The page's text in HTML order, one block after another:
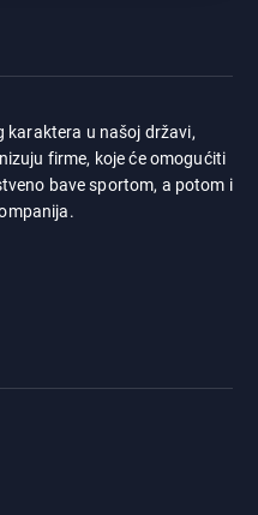
karaktera u našoj državi,
firme, koje će omogućiti
bave sportom, a potom i